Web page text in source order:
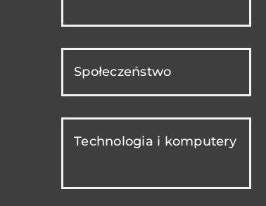
Społeczeństwo
Technologia i komputery